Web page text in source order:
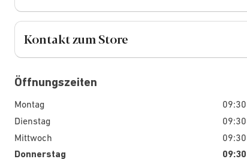
Kontakt zum Store
Öffnungszeiten
Montag
Dienstag
Mittwoch
Donnerstag